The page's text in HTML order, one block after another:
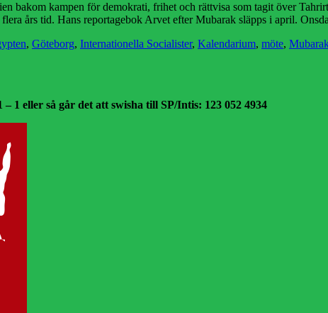
bakom kampen för demokrati, frihet och rättvisa som tagit över
års tid. Hans reportagebok Arvet efter Mubarak släpps i april.
, Göteborg, Internationella Socialister, Kalendarium, möte,
1 eller så går det att swisha till SP/Intis: 123 052 4934